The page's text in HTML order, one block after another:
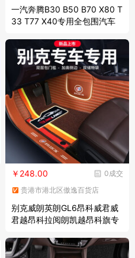
一汽奔腾B30 B50 B70 X80 T
33 T77 X40专用全包围汽车
0成交
￥248.00
贵港市港北区傲逸百货店
别克威朗英朗GL6昂科威君威
君越昂科拉阅朗凯越昂科旗专
槛雪妮丝 双层-棕色+咖色雪尼
丝(五座)